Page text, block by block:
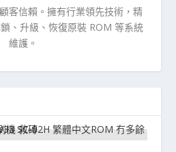
客信賴。擁有行業領先技術，精
、升級、恢復原裝 ROM 等系統
維護。